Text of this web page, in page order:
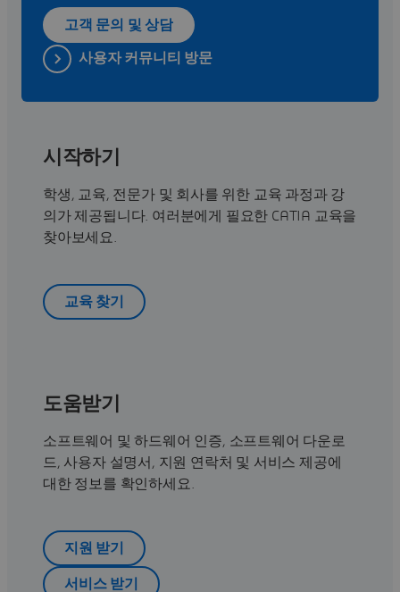
고객 문의 및 상담
사용자 커뮤니티 방문
시작하기
학생, 교육, 전문가 및 회사를 위한 교육 과정과 강
의가 제공됩니다. 여러분에게 필요한 CATIA 교육을
찾아보세요.
교육 찾기
도움받기
소프트웨어 및 하드웨어 인증, 소프트웨어 다운로
드, 사용자 설명서, 지원 연락처 및 서비스 제공에
대한 정보를 확인하세요.
지원 받기
서비스 받기